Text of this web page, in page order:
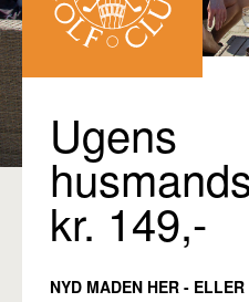
Klubben
Gæster
Sporten
Erhverv
Den lille Kok
Ugens
kr. 149,-
NYD MADEN HER -